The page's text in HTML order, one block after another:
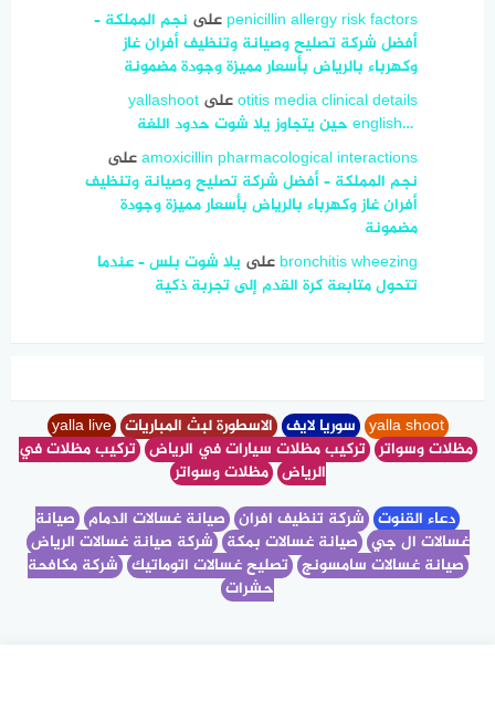
penicillin allergy risk factors على نجم المملكة –
أفضل شركة تصليح وصيانة وتنظيف أفران غاز
وكهرباء بالرياض بأسعار مميزة وجودة مضمونة
otitis media clinical detailsعلى yallashoot
english… ‎ حين يتجاوز يلا شوت حدود اللغة
amoxicillin pharmacological interactionsعلى
نجم المملكة – أفضل شركة تصليح وصيانة وتنظيف
أفران غاز وكهرباء بالرياض بأسعار مميزة وجودة
مضمونة
bronchitis wheezing على يلا شوت بلس – عندما
تتحول متابعة كرة القدم إلى تجربة ذكية
yalla shoot سوريا لايفالاسطورة لبث المبارياتyalla live
مظلات وسواترتركيب مظلات سيارات في الرياضتركيب مظلات في
الرياضمظلات وسواتر
دعاء القنوتشركة تنظيف افرانصيانة غسالات الدمامصيانة
غسالات ال جيصيانة غسالات بمكةشركة صيانة غسالات الرياض
صيانة غسالات سامسونجتصليح غسالات اتوماتيكشركة مكافحة
حشرات